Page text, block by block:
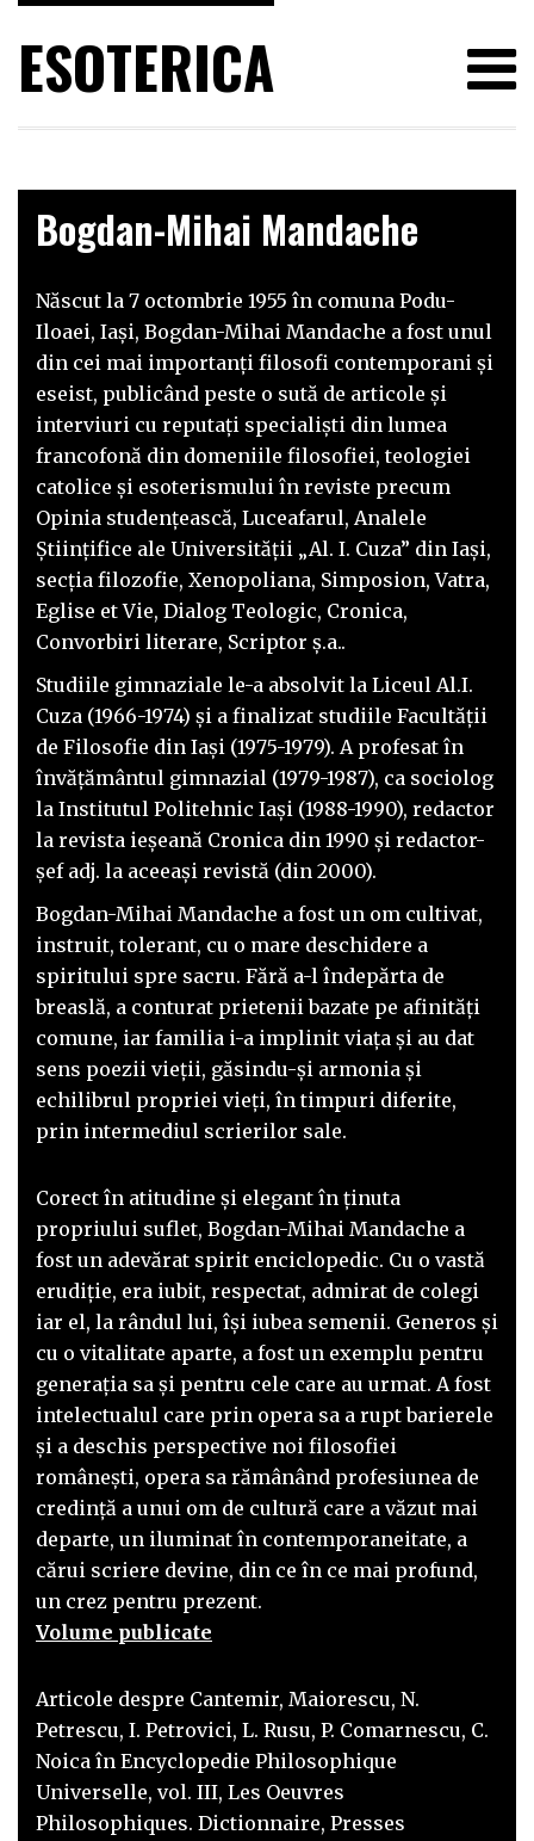
ESOTERICA
Bogdan-Mihai Mandache
Născut la 7 octombrie 1955 în comuna Podu-
Iloaei, Iaşi, Bogdan-Mihai Mandache a fost unul
din cei mai importanți filosofi contemporani și
eseist, publicând peste o sută de articole și
interviuri cu reputaţi specialişti din lumea
francofonă din domeniile filosofiei, teologiei
catolice şi esoterismului în reviste precum
Opinia studenţească, Luceafarul, Analele
Ştiinţifice ale Universităţii „Al. I. Cuza” din Iaşi,
secţia filozofie, Xenopoliana, Simposion, Vatra,
Eglise et Vie, Dialog Teologic, Cronica,
Convorbiri literare, Scriptor ș.a..
Studiile gimnaziale le-a absolvit la Liceul Al.I.
Cuza (1966-1974) şi a finalizat studiile Facultății
de Filosofie din Iaşi (1975-1979). A profesat în
învăţământul gimnazial (1979-1987), ca sociolog
la Institutul Politehnic Iaşi (1988-1990), redactor
la revista ieşeană Cronica din 1990 și redactor-
şef adj. la aceeaşi revistă (din 2000).
Bogdan-Mihai Mandache a fost un om cultivat,
instruit, tolerant, cu o mare deschidere a
spiritului spre sacru. Fără a-l îndepărta de
breaslă, a conturat prietenii bazate pe afinităţi
comune, iar familia i-a implinit viaţa și au dat
sens poezii vieţii, găsindu-şi armonia şi
echilibrul propriei vieţi, în timpuri diferite,
prin intermediul scrierilor sale.
Corect în atitudine şi elegant în ţinuta
propriului suflet, Bogdan-Mihai Mandache a
fost un adevărat spirit enciclopedic. Cu o vastă
erudiție, era iubit, respectat, admirat de colegi
iar el, la rândul lui, îşi iubea semenii. Generos şi
cu o vitalitate aparte, a fost un exemplu pentru
generaţia sa și pentru cele care au urmat. A fost
intelectualul care prin opera sa a rupt barierele
şi a deschis perspective noi filosofiei
româneşti, opera sa rămânând profesiunea de
credință a unui om de cultură care a văzut mai
departe, un iluminat în contemporaneitate, a
cărui scriere devine, din ce în ce mai profund,
un crez pentru prezent.
Volume publicate
Articole despre Cantemir, Maiorescu, N.
Petrescu, I. Petrovici, L. Rusu, P. Comarnescu, C.
Noica în Encyclopedie Philosophique
Universelle, vol. III, Les Oeuvres
Philosophiques. Dictionnaire, Presses